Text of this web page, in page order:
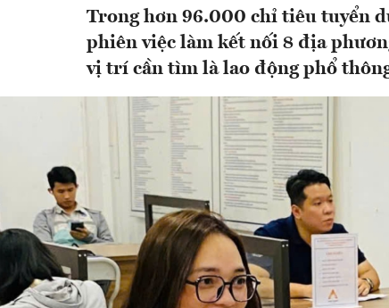
Trong hơn 96.000 chỉ tiêu tuyển
phiên việc làm kết nối 8 địa
vị trí cần tìm là lao động phổ